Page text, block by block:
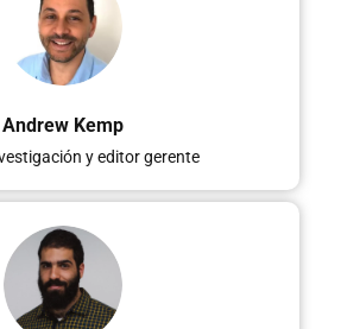
Andrew Kemp
y editor gerente